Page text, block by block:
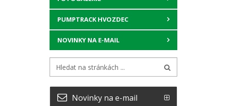
PUMPTRACK HVOZDEC
NOVINKY NA E-MAIL
Novinky na e-mail